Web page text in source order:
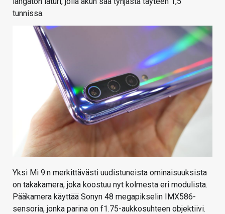
tunnissa.
Yksi Mi 9:n merkittävästi uudistuneista ominaisuuksista
on takakamera, joka koostuu nyt kolmesta eri modulista.
Pääkamera käyttää Sonyn 48 megapikselin IMX586-
sensoria, jonka parina on f1.75-aukkosuhteen objektiivi.